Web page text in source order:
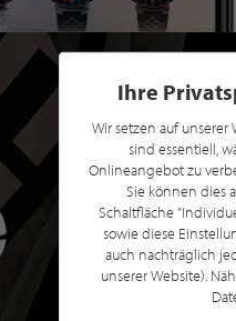
Ihre
Wir setzen auf
sind essentiell,
Onlineangebot zu
Sie können dies
Schaltfläche
sowie diese
auch nachträglich
unserer Website).